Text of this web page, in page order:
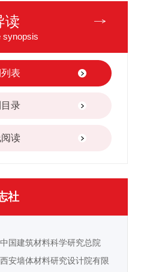
读
synopsis
表
录
读
社
中国建筑材料科学研究总院
西安墙体材料研究设计院有限